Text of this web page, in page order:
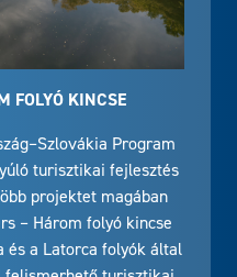
FOLYÓ KINCSE
Program
turisztikai fejlesztés
projektet magában
– Három folyó kincse
és a Latorca folyók által
felismerhető turisztikai